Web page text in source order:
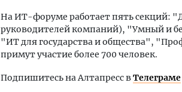
На ИТ-форуме работает пять секций:
руководителей компаний), "Умный и
"ИТ для государства и общества",
примут участие более 700 человек.
Подпишитесь на Алтапресс вТелеграме